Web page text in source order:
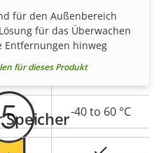
Eigentumswert
-40 to 60 °C
für den Außenbereich
für das Überwachen
Entfernungen hinweg
für dieses Produkt
Speicher